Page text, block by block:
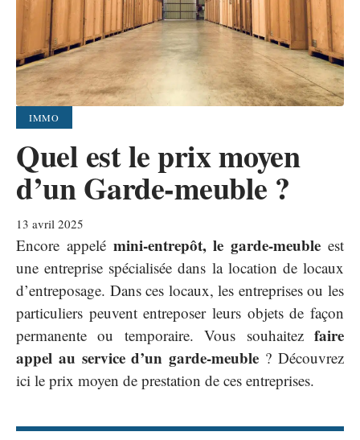
IMMO
Quel est le prix moyen
d’un Garde-meuble ?
13 avril 2025
Encore appelé mini-entrepôt, le garde-meuble est
une entreprise spécialisée dans la location de locaux
d’entreposage. Dans ces locaux, les entreprises ou les
particuliers peuvent entreposer leurs objets de façon
permanente ou temporaire. Vous souhaitez faire
appel au service d’un garde-meuble ? Découvrez
ici le prix moyen de prestation de ces entreprises.